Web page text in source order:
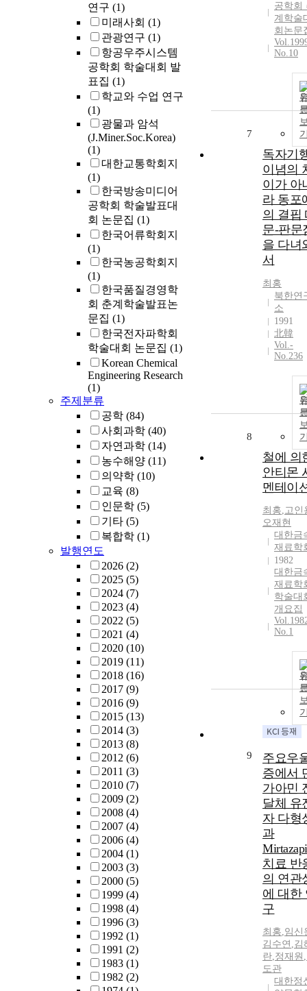
연구 (1)
미래사회 (1)
관광연구 (1)
항공우주시스템
공학회 학술대회 발
표집 (1)
학교와 수업 연구
(1)
광물과 암석
(J.Miner.Soc.Korea)
(1)
대한교통학회지
(1)
한국방송미디어
공학회 학술발표대
회 논문집 (1)
한국어류학회지
(1)
한국농공학회지
(1)
한국품질경영학
회 춘계학술발표논
문집 (1)
한국전자파학회
학술대회 논문집 (1)
Korean Chemical
Engineering Research
(1)
주제분류
공학 (84)
사회과학 (40)
자연과학 (14)
농수해양 (11)
의약학 (10)
교육 (8)
인문학 (5)
기타 (5)
복합학 (1)
발행연도
2026 (2)
2025 (5)
2024 (7)
2023 (4)
2022 (5)
2021 (4)
2020 (10)
2019 (11)
2018 (16)
2017 (9)
2016 (9)
2015 (13)
2014 (3)
2013 (8)
2012 (6)
2011 (3)
2010 (7)
2009 (2)
2008 (4)
2007 (4)
2006 (4)
2004 (1)
2003 (3)
2000 (5)
1999 (4)
1998 (4)
1996 (3)
1992 (1)
1991 (2)
1983 (1)
1982 (2)
공학회
계학술
회논문
No.10
7
독자기
이념의
이가 아
라 동포
의 결핍
문-판문
을 다녀
서
최홍
북한연
소
1991
北韓
Vol.-
No.236
8
철에 의
안티몬
멘테이
최홍,고인
오재현
대한금
재료학
1982
대한금
재료학
학술대
개요집
No.1
9
주요우
증에서
가아민
달체 유
자 다형
과
치료 반
의 연관
에 대한
구
최홍,임신
김수연 ,김
란,정재원 ,
도관
대한정